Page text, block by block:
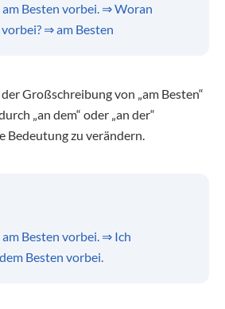
Besten vorbei. ⇒ Woran
⇒ am Besten
Großschreibung von „am Besten“
„an dem“ oder „an der“
Bedeutung zu verändern.
Besten vorbei. ⇒ Ich
Besten vorbei.